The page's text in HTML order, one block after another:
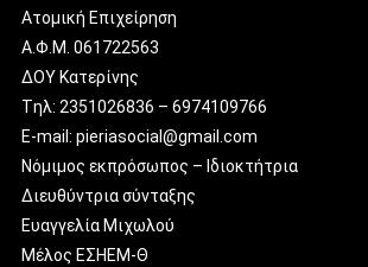
Ατομική Επιχείρηση
Α.Φ.Μ. 061722563
ΔΟΥ Κατερίνης
Tηλ: 2351026836 – 6974109766
E-mail: pieriasocial@gmail.com
Νόμιμος εκπρόσωπος – Ιδιοκτήτρια
Διευθύντρια σύνταξης
Ευαγγελία Μιχωλού
Μέλος ΕΣΗΕΜ-Θ